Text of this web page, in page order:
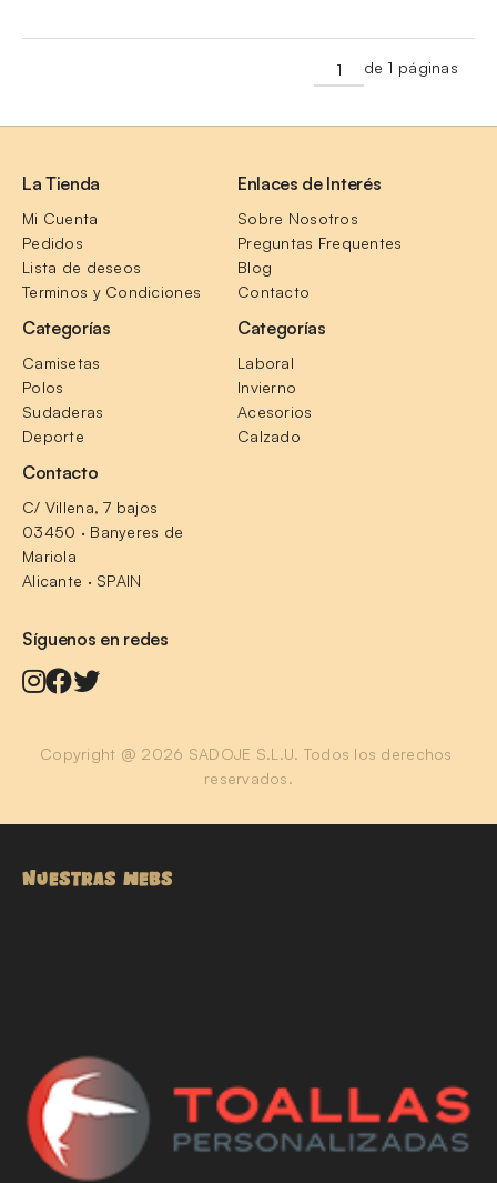
de 1 páginas
La Tienda
Mi Cuenta
Pedidos
Lista de deseos
Terminos y Condiciones
Enlaces de Interés
Sobre Nosotros
Preguntas Frequentes
Blog
Contacto
Categorías
Camisetas
Polos
Sudaderas
Deporte
Categorías
Laboral
Invierno
Acesorios
Calzado
Contacto
C/ Villena, 7 bajos
03450 · Banyeres de
Mariola
Alicante · SPAIN
Síguenos en redes
Copyright @ 2026 SADOJE S.L.U. Todos los derechos
reservados.
NUESTRAS WEBS